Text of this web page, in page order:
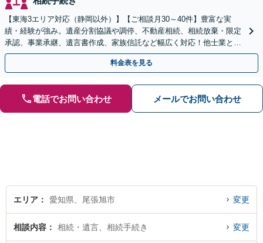
【東海3エリア対応（静岡以外）】【ご相談月30～40件】豊富な実
績・経験が強み。遺産分割協議や調停、不動産相続、相続放棄・限定
承認、事業承継、遺言書作成、家族信託など幅広く対応！他士業と連
携して円滑な問題解決を目指します。【初回面談無料】
料金表を見る
電話でお問い合わせ メールでお問い合わせ
エリア 愛知県、尾張旭市 変更
相談内容 相続・遺言、相続手続き 変更